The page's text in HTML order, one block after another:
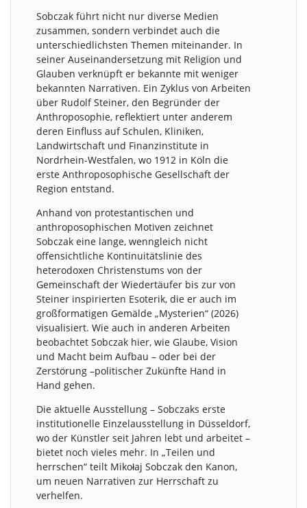
Sobczak führt nicht nur diverse Medien
zusammen, sondern verbindet auch die
unterschiedlichsten Themen miteinander. In
seiner Auseinandersetzung mit Religion und
Glauben verknüpft er bekannte mit weniger
bekannten Narrativen. Ein Zyklus von Arbeiten
über Rudolf Steiner, den Begründer der
Anthroposophie, reflektiert unter anderem
deren Einfluss auf Schulen, Kliniken,
Landwirtschaft und Finanzinstitute in
Nordrhein-Westfalen, wo 1912 in Köln die
erste Anthroposophische Gesellschaft der
Region entstand.
Anhand von protestantischen und
anthroposophischen Motiven zeichnet
Sobczak eine lange, wenngleich nicht
offensichtliche Kontinuitätslinie des
heterodoxen Christenstums von der
Gemeinschaft der Wiedertäufer bis zur von
Steiner inspirierten Esoterik, die er auch im
großformatigen Gemälde „Mysterien“ (2026)
visualisiert. Wie auch in anderen Arbeiten
beobachtet Sobczak hier, wie Glaube, Vision
und Macht beim Aufbau – oder bei der
Zerstörung –politischer Zukünfte Hand in
Hand gehen.
Die aktuelle Ausstellung – Sobczaks erste
institutionelle Einzelausstellung in Düsseldorf,
wo der Künstler seit Jahren lebt und arbeitet –
bietet noch vieles mehr. In „Teilen und
herrschen“ teilt Mikołaj Sobczak den Kanon,
um neuen Narrativen zur Herrschaft zu
verhelfen.